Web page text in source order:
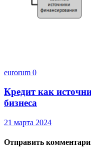
eurorum 0
Кредит как
бизнеса
21 марта 2024
Отправить